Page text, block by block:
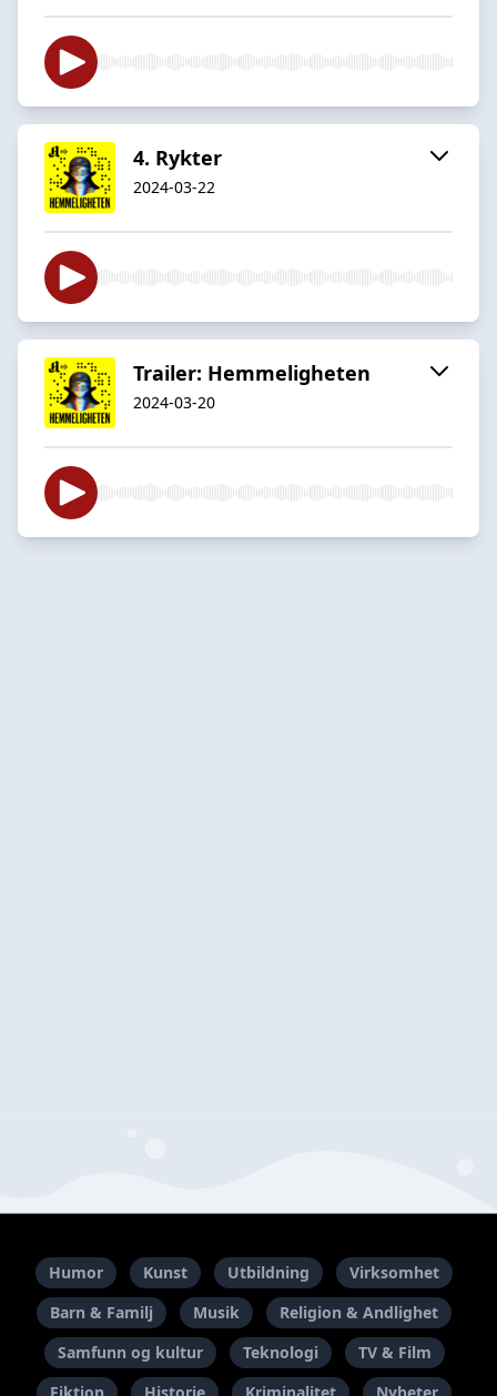
4. Rykter
2024-03-22
Trailer: Hemmeligheten
2024-03-20
Humor Kunst Utbildning
Virksomhet
Barn & Familj
Musik
Religion & Andlighet
Samfunn og kultur
Teknologi
TV & Film